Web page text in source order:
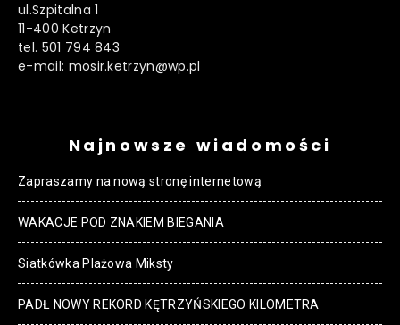
ul.Szpitalna 1
11-400 Ketrzyn
tel. 501 794 843
e-mail: mosir.ketrzyn@wp.pl
Najnowsze wiadomości
Zapraszamy na nową stronę internetową
WAKACJE POD ZNAKIEM BIEGANIA
Siatkówka Plażowa Miksty
PADŁ NOWY REKORD KĘTRZYŃSKIEGO KILOMETRA